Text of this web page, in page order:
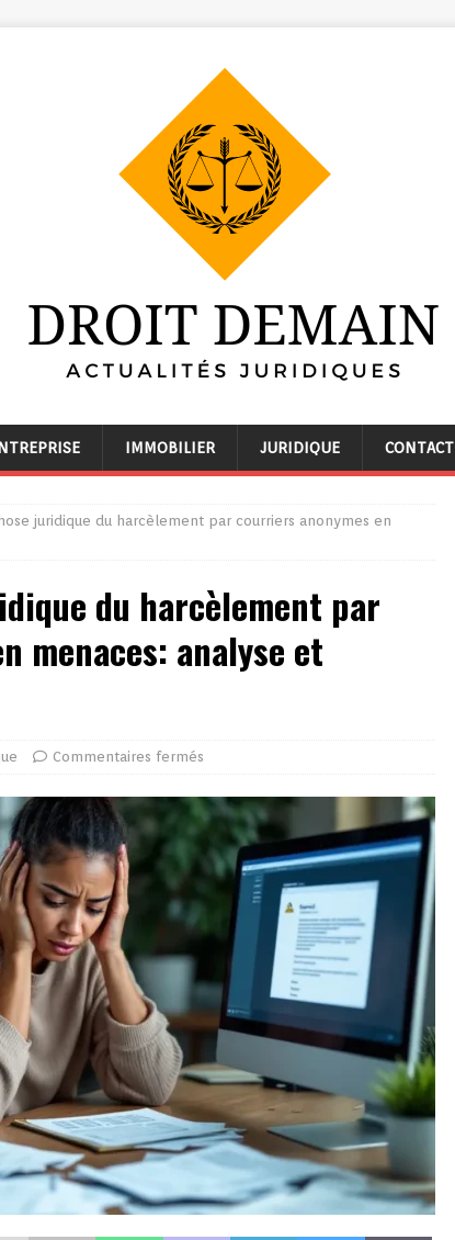
IMMOBILIER JURIDIQUE CONTACT
juridique du harcèlement par courriers anonymes en
du harcèlement par
menaces: analyse et
Commentaires fermés